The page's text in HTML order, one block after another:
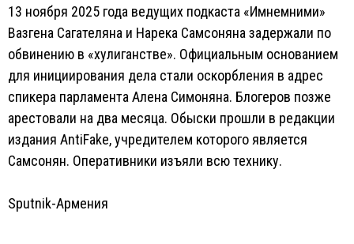
13 ноября 2025 года ведущих подкаста «Имнемними»
Вазгена Сагателяна и Нарека Самсоняна задержали по
обвинению в «хулиганстве». Официальным основанием
для инициирования дела стали оскорбления в адрес
спикера парламента Алена Симоняна. Блогеров позже
арестовали на два месяца. Обыски прошли в редакции
издания AntiFake, учредителем которого является
Самсонян. Оперативники изъяли всю технику.
Sputnik-Армения